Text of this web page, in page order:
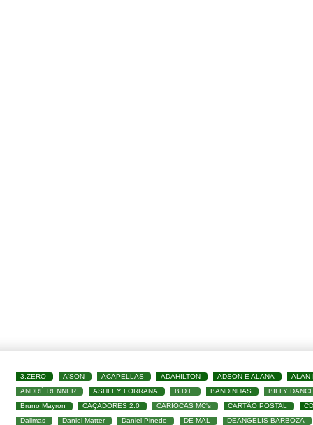
3.ZERO A'SON ACAPELLAS ADAHILTON ADSON E ALANA
ALAN
ANDRÉ RENNER
ASHLEY LORRANA B.D.E BANDINHAS
BILLY
Bruno Mayron
CAÇADORES 2.0 CARIOCAS MC's CARTÃO POSTAL
CD
Dalimas
Daniel Matter Daniel Pinedo DE MAL
DEANGELIS BARBOZA